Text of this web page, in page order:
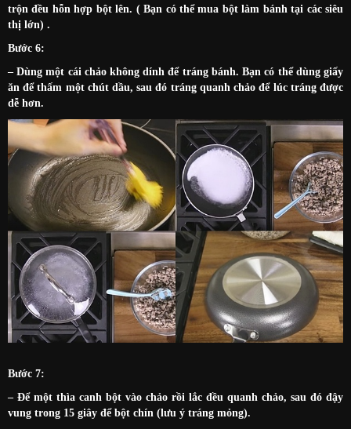
trộn đều hỗn hợp bột lên. ( Bạn có thể mua bột làm bánh tại các siêu
thị lớn) .
Bước 6:
– Dùng một cái chảo không dính để tráng bánh. Bạn có thể dùng giấy
ăn để thấm một chút dầu, sau đó tráng quanh chảo để lúc tráng được
dễ hơn.
Bước 7:
– Để một thìa canh bột vào chảo rồi lắc đều quanh chảo, sau đó đậy
vung trong 15 giây để bột chín (lưu ý tráng mỏng).